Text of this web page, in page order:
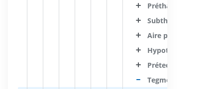
Préthalamus
Subthalamus
Aire pré-optique
Hypothalamus
Prétectum
Tegmentum prérubral